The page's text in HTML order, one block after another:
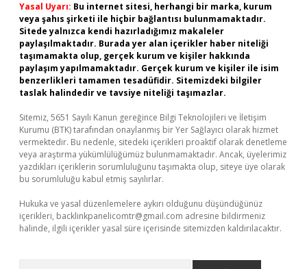
Yasal Uyarı: Bu internet sitesi, herhangi bir marka, kurum
veya şahıs şirketi ile hiçbir bağlantısı bulunmamaktadır.
Sitede yalnızca kendi hazırladığımız makaleler
paylaşılmaktadır. Burada yer alan içerikler haber niteliği
taşımamakta olup, gerçek kurum ve kişiler hakkında
paylaşım yapılmamaktadır. Gerçek kurum ve kişiler ile isim
benzerlikleri tamamen tesadüfidir. Sitemizdeki bilgiler
taslak halindedir ve tavsiye niteliği taşımazlar.
Sitemiz, 5651 Sayılı Kanun gereğince Bilgi Teknolojileri ve İletişim
Kurumu (BTK) tarafından onaylanmış bir Yer Sağlayıcı olarak hizmet
vermektedir. Bu nedenle, sitedeki içerikleri proaktif olarak denetleme
veya araştırma yükümlülüğümüz bulunmamaktadır. Ancak, üyelerimiz
yazdıkları içeriklerin sorumluluğunu taşımakta olup, siteye üye olarak
bu sorumluluğu kabul etmiş sayılırlar.
Hukuka ve yasal düzenlemelere aykırı olduğunu düşündüğünüz
içerikleri, backlinkpanelicomtr@gmail.com adresine bildirmeniz
halinde, ilgili içerikler yasal süre içerisinde sitemizden kaldırılacaktır.